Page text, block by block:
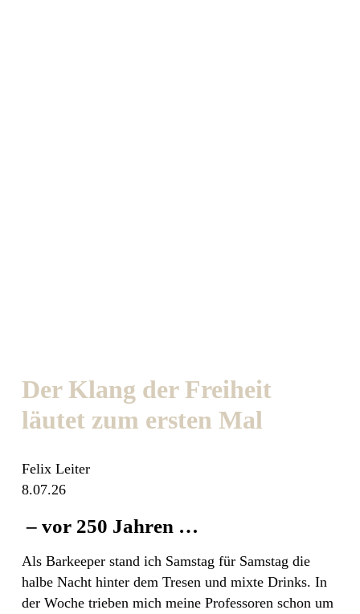
Der Klang der Freiheit
läutet zum ersten Mal
Felix Leiter
8.07.26
– vor 250 Jahren …
Als Barkeeper stand ich Samstag für Samstag die
halbe Nacht hinter dem Tresen und mixte Drinks. In
der Woche trieben mich meine Professoren schon um